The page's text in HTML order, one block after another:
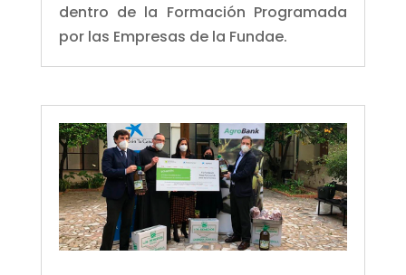
dentro de la Formación Programada
por las Empresas de la Fundae.